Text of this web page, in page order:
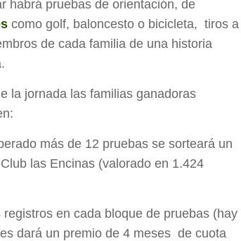
habrá pruebas de orientación, de
como golf, baloncesto o bicicleta, tiros a
de cada familia de una historia
la jornada las familias ganadoras
más de 12 pruebas se sorteará un
las Encinas (valorado en 1.424
en cada bloque de pruebas (hay
dará un premio de 4 meses de cuota